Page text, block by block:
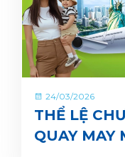
24/03/2026
THỂ LỆ
QUAY MAY